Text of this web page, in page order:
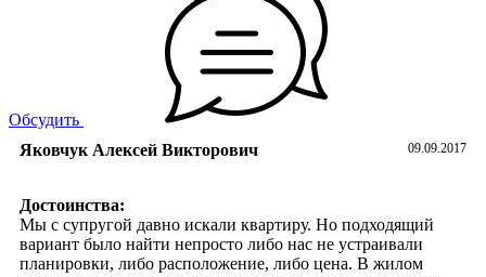
Обсудить
09.09.2017
Яковчук Алексей Викторович
Достоинства:
Мы с супругой давно искали квартиру. Но подходящий
вариант было найти непросто либо нас не устраивали
планировки, либо расположение, либо цена. В жилом